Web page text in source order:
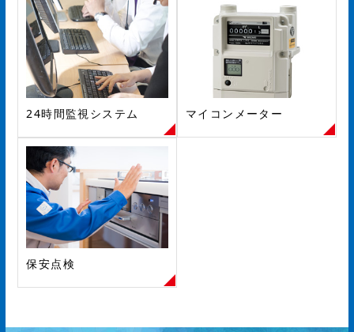
24時間監視システム マイコンメーター
保安点検